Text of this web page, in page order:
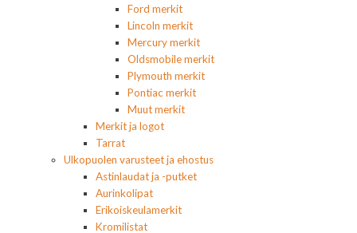
Ford merkit
Lincoln merkit
Mercury merkit
Oldsmobile merkit
Plymouth merkit
Pontiac merkit
Muut merkit
Merkit ja logot
Tarrat
Ulkopuolen varusteet ja ehostus
Astinlaudat ja -putket
Aurinkolipat
Erikoiskeulamerkit
Kromilistat